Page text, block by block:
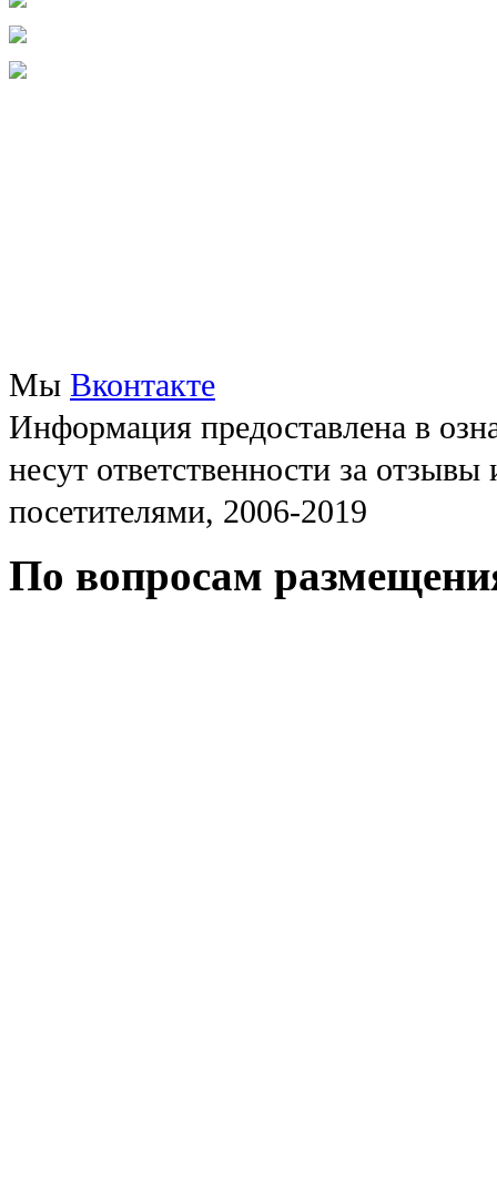
Мы Вконтакте
Информация предоставлена в
несут ответственности за
посетителями, 2006-2019
По вопросам